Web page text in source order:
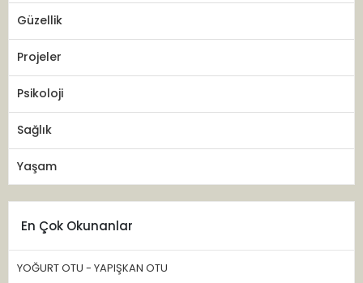
Güzellik
Projeler
Psikoloji
Sağlık
Yaşam
En Çok Okunanlar
YOĞURT OTU - YAPIŞKAN OTU